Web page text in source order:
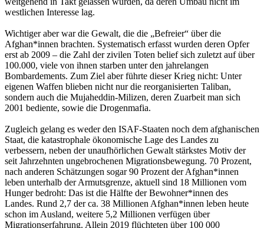
westlichen Interesse lag.
Wichtiger aber war die Gewalt, die die „Befreier“ über die
Afghan*innen brachten. Systematisch erfasst wurden deren Opfer
erst ab 2009 – die Zahl der zivilen Toten belief sich zuletzt auf über
100.000, viele von ihnen starben unter den jahrelangen
Bombardements. Zum Ziel aber führte dieser Krieg nicht: Unter
eigenen Waffen blieben nicht nur die reorganisierten Taliban,
sondern auch die Mujaheddin-Milizen, deren Zuarbeit man sich
2001 bediente, sowie die Drogenmafia.
Zugleich gelang es weder den ISAF-Staaten noch dem afghanischen
Staat, die katastrophale ökonomische Lage des Landes zu
verbessern, neben der unaufhörlichen Gewalt stärkstes Motiv der
seit Jahrzehnten ungebrochenen Migrationsbewegung. 70 Prozent,
nach anderen Schätzungen sogar 90 Prozent der Afghan*innen
leben unterhalb der Armutsgrenze, aktuell sind 18 Millionen vom
Hunger bedroht: Das ist die Hälfte der Bewohner*innen des
Landes. Rund 2,7 der ca. 38 Millionen Afghan*innen leben heute
schon im Ausland, weitere 5,2 Millionen verfügen über
Migrationserfahrung. Allein 2019 flüchteten über 100 000